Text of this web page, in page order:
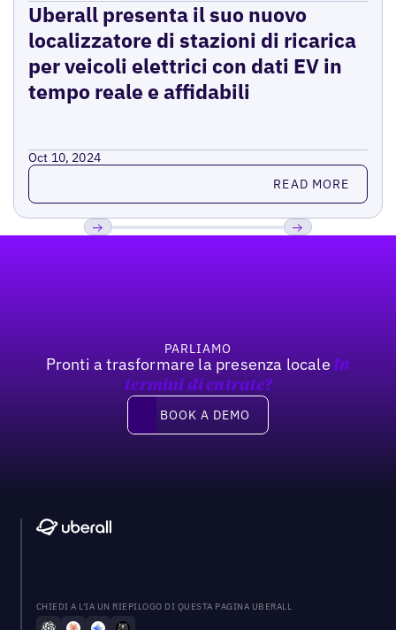
Uberall presenta il suo nuovo
localizzatore di stazioni di ricarica
per veicoli elettrici con dati EV in
tempo reale e affidabili
Oct 10, 2024
Read more READ MORE
PARLIAMO
Pronti a trasformare la presenza locale In
termini di entrate?
Book a demo
BOOK A DEMO
CHIEDI A L'IA UN RIEPILOGO DI QUESTA PAGINA UBERALL